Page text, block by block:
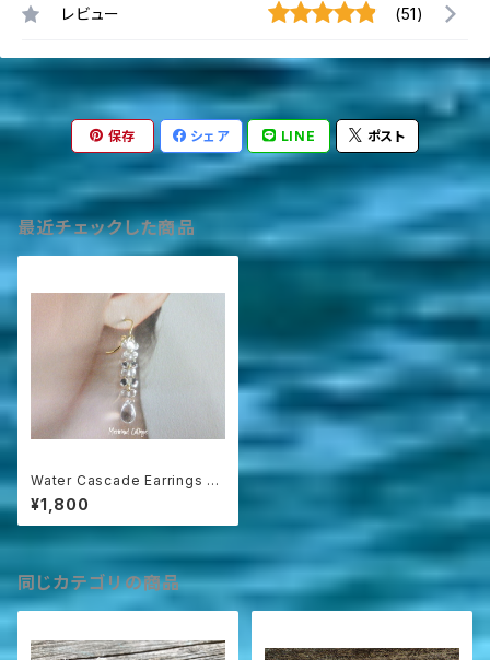
レビュー (51)
保存 シェア LINE ポスト
最近チェックした商品
Water Cascade Earrings つ
ぶつぶ水滴ガラスの連なりピア
ス・イヤリング
¥1,800
同じカテゴリの商品